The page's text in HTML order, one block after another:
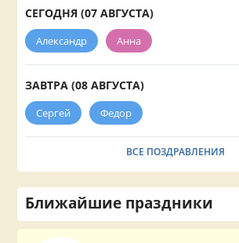
СЕГОДНЯ (07 АВГУСТА)
Александр Анна
ЗАВТРА (08 АВГУСТА)
Сергей Федор
ВСЕ ПОЗДРАВЛЕНИЯ
Ближайшие праздники